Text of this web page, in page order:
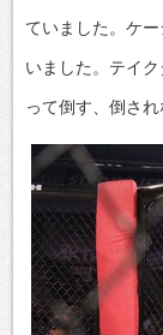
ていました。ケ
いました。テイ
って倒す、倒さ